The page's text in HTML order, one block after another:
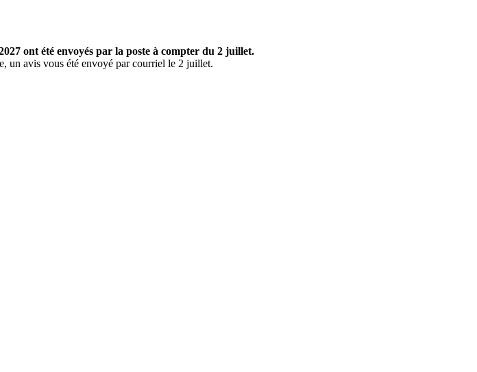
ont été envoyés par la poste à compter du 2 juillet.
un avis vous été envoyé par courriel le 2 juillet.